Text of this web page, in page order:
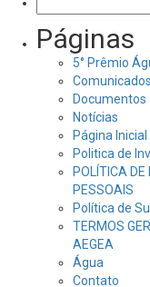
por:
Páginas
5° Prêmio
Comunicados
Documentos
Notícias
Página Inicial
Politica de
POLÍTICA
PESSOAIS
Política de
TERMOS
AEGEA
Água
Contato